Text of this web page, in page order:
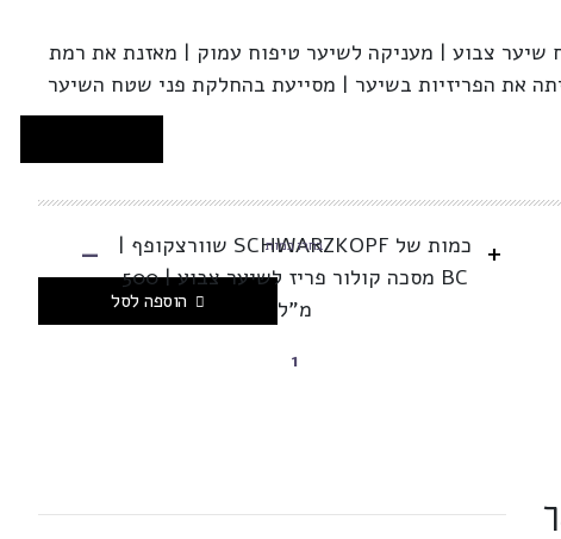
שיער צבוע | מעניקה לשיער טיפוח עמוק | מאזנת את רמת
את הפריזיות בשיער | מסייעת בהחלקת פני שטח השיער
+
כמות של SCHWARZKOPF שוורצקופף |
BC מסכה קולור פריז לשיער צבוע | 500
מ”ל
בחרו כמות -
הוספה לסל